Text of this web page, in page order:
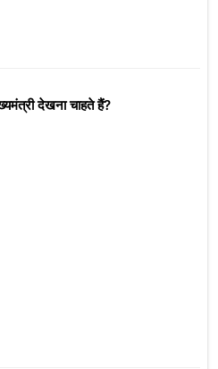
देखना चाहते हैं?